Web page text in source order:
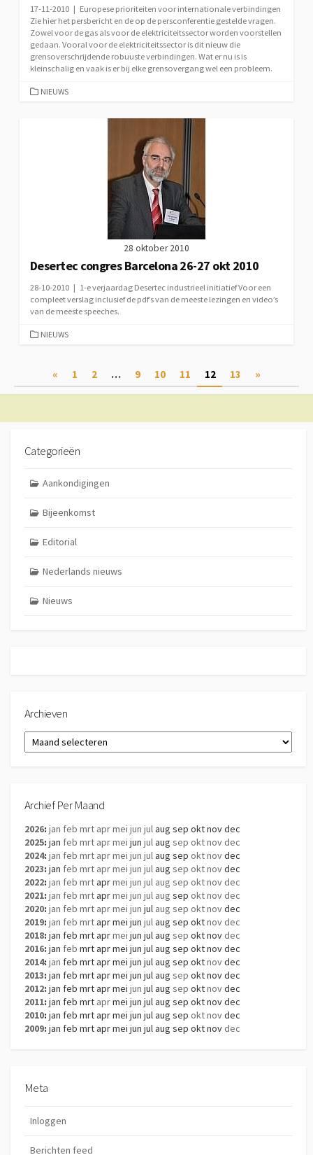
17-11-2010 | Europese prioriteiten voor internationale verbindingen
Zie hier het persbericht en de op de persconferentie gestelde vragen.
Zowel voor de gas als voor de elektriciteitssector worden voorstellen
gedaan. Vooral voor de elektriciteitssector is dit nieuw die
grensoverschrijdende robuuste verbindingen. Wat er nu is is
kleinschalig en vaak is er bij elke grensovergang wel een probleem.
CATEGORIEËN
NIEUWS
28 oktober 2010
Desertec congres Barcelona 26-27 okt 2010
28-10-2010 | 1-e verjaardag Desertec industrieel initiatief Voor een
compleet verslag inclusief de pdf’s van de meeste lezingen en video’s
van de meeste speeches.
CATEGORIEËN
NIEUWS
Berichtnavigatie
« 1 2 … 9 10 11 12 13 »
Categorieën
Aankondigingen
Bijeenkomst
Editorial
Nederlands nieuws
Nieuws
Archieven
Archieven
Archief Per Maand
2026: jan feb mrt aprmei jun julaug sep oktnovdec
2025: jan feb mrt aprmei jun julaug sep oktnov dec
2024: jan feb mrt aprmei jun julaug sep oktnovdec
2023: jan feb mrt aprmei jun julaug sep oktnovdec
2022: jan feb mrtaprmei jun jul aug sep oktnov dec
2021: jan feb mrtaprmei jun jul aug sep oktnov dec
2020: jan feb mrt aprmei jun jul aug sep oktnovdec
2019: jan feb mrtaprmei jun julaug sep oktnov dec
2018: jan feb mrtaprmei jun julaug sep oktnov dec
2016: jan feb mrtaprmei jun julaug sep oktnovdec
2014: jan feb mrtaprmei jun julaug sep oktnovdec
2013: jan feb mrtaprmei jun julaug sep oktnovdec
2012: jan feb mrtaprmei jun julaug sep oktnovdec
2011: jan feb mrt aprmei jun julaug sep oktnovdec
2010: jan feb mrtaprmei jun julaug sep oktnovdec
2009: jan feb mrtaprmei jun julaug sep oktnov dec
Meta
Inloggen
Berichten feed